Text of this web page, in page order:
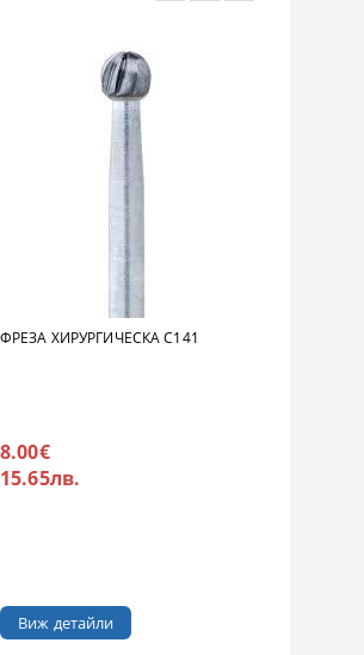
ФРЕЗА ХИРУРГИЧЕСКА С141
8.00€
15.65лв.
Виж детайли